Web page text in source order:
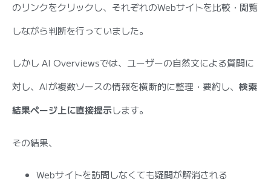
のリンクをクリックし、それぞれのWebサイトを比較・閲覧
しながら判断を行っていました。
しかし AI Overviewsでは、ユーザーの自然文による質問に
対し、AIが複数ソースの情報を横断的に整理・要約し、 検索
結果ページ上に直接提示します。
その結果、
Webサイトを訪問しなくても疑問が解消される